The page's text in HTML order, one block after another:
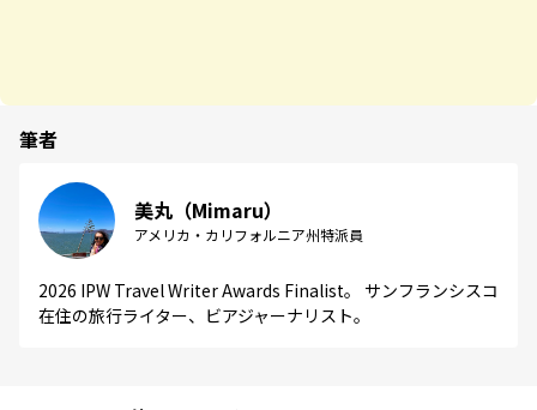
筆者
美丸（Mimaru）
アメリカ・カリフォルニア州特派員
2026 IPW Travel Writer Awards Finalist。 サンフランシスコ
在住の旅行ライター、ビアジャーナリスト。